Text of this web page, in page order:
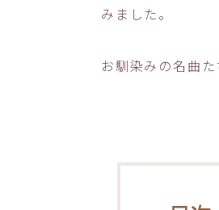
みました。
お馴染みの名曲